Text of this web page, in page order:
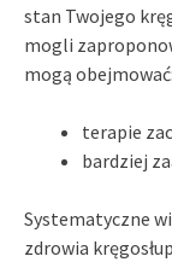
stan Twojego
mogli
mogą obejmować:
terapie
bardziej
Systematyczne
zdrowia